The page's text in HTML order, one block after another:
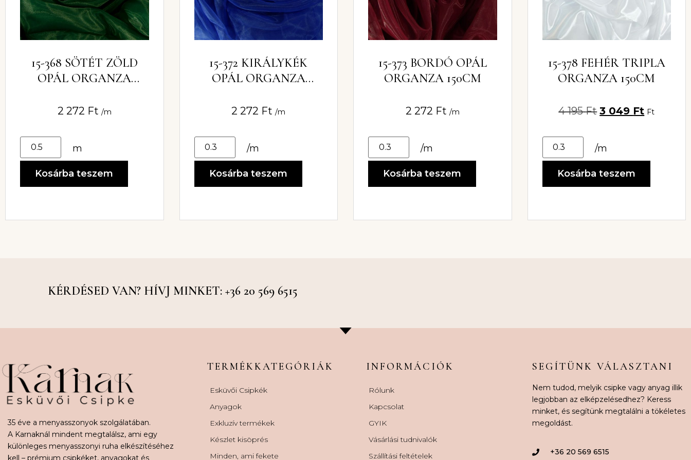
15-368 SÖTÉT ZÖLD
OPÁL ORGANZA
2 272 Ft /m
m
Kosárba teszem
15-372 KIRÁLYKÉK
OPÁL ORGANZA
2 272 Ft /m
/m
Kosárba teszem
15-373 BORDÓ OPÁL
ORGANZA 150CM
2 272 Ft /m
/m
Kosárba teszem
15-378 FEHÉR TRIPLA
ORGANZA 150CM
4 195Ft 3 049 Ft Ft
/m
Kosárba teszem
KÉRDÉSED VAN? HÍVJ MINKET: +36 20 569 6515
35 éve a menyasszonyok szolgálatában.
A Karnaknál mindent megtalálsz, ami egy
különleges menyasszonyi ruha elkészítéséhez
TERMÉKKATEGÓRIÁK
Esküvői Csipkék
Anyagok
Exkluzív termékek
Készlet kisöprés
Minden, ami fekete
INFORMÁCIÓK
Rólunk
Kapcsolat
GYIK
Vásárlási tudnivalók
Szállítási feltételek
SEGÍTÜNK VÁLASZTANI
Nem tudod, melyik csipke vagy anyag illik
legjobban az elképzelésedhez? Keress
minket, és segítünk megtalálni a tökéletes
megoldást.
+36 20 569 6515